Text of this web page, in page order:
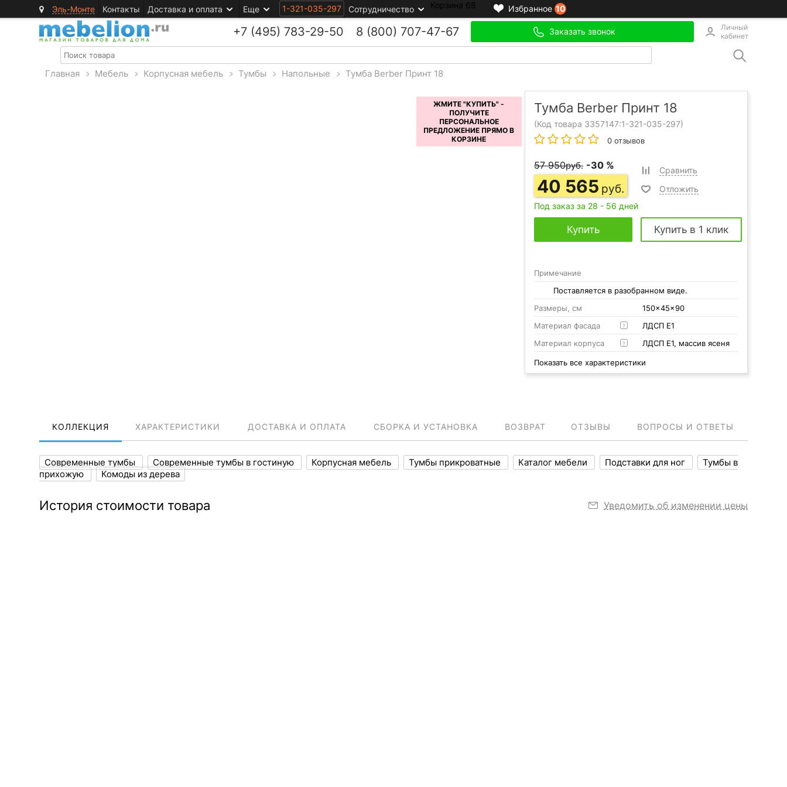
Эль-Монте Контакты Доставка и оплата Еще 1-321-035-297 Сотрудничество Избранное 10
Корзина 68
+7 (495) 783-29-50 8 (800) 707-47-67 Заказать звонок
Личный
кабинет
Главная > Мебель > Корпусная мебель > Тумбы > Напольные > Тумба Berber Принт 18
Тумба Berber Принт 18
(Код товара 3357147:1-321-035-297)
0 отзывов
57 950руб. -30 %
40 565 руб.
Под заказ за 28 - 56 дней
Сравнить
Отложить
Купить Купить в 1 клик
Примечание
Поставляется в разобранном виде.
Размеры, см
150x45x90
Материал фасада
?
ЛДСП Е1
Материал корпуса
? ЛДСП Е1, массив ясеня
Показать все характеристики
КОЛЛЕКЦИЯ ХАРАКТЕРИСТИКИ ДОСТАВКА И ОПЛАТА СБОРКА И УСТАНОВКА ВОЗВРАТ ОТЗЫВЫ ВОПРОСЫ И ОТВЕТЫ
Современные тумбы Современные тумбы в гостиную Корпусная мебель Тумбы прикроватные Каталог мебели Подставки для ног
Тумбы в
прихожую
Комоды из дерева
История стоимости товара Уведомить об изменении цены